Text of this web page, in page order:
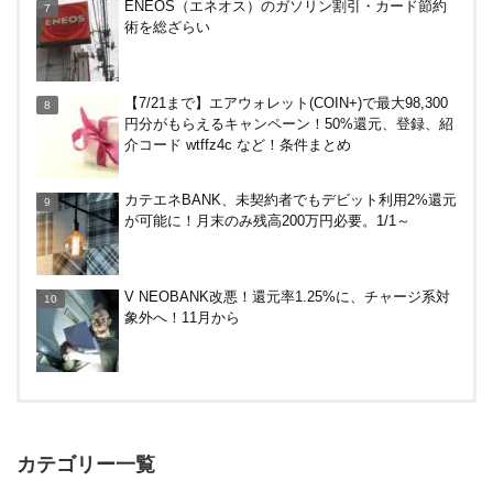
ENEOS（エネオス）のガソリン割引・カード節約
術を総ざらい
【7/21まで】エアウォレット(COIN+)で最大98,300
円分がもらえるキャンペーン！50%還元、登録、紹
介コード wtffz4c など！条件まとめ
カテエネBANK、未契約者でもデビット利用2%還元
が可能に！月末のみ残高200万円必要。1/1～
V NEOBANK改悪！還元率1.25%に、チャージ系対
象外へ！11月から
カテゴリー一覧